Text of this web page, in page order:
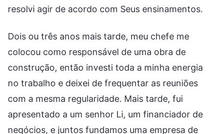
resolvi agir de acordo com Seus ensinamentos.
Dois ou três anos mais tarde, meu chefe me
colocou como responsável de uma obra de
construção, então investi toda a minha energia
no trabalho e deixei de frequentar as reuniões
com a mesma regularidade. Mais tarde, fui
apresentado a um senhor Li, um financiador de
negócios, e juntos fundamos uma empresa de